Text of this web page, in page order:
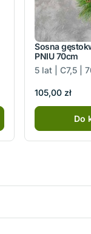
Sosna
PNIU 70cm
5 lat | C7,5 |
105,00 zł
Do